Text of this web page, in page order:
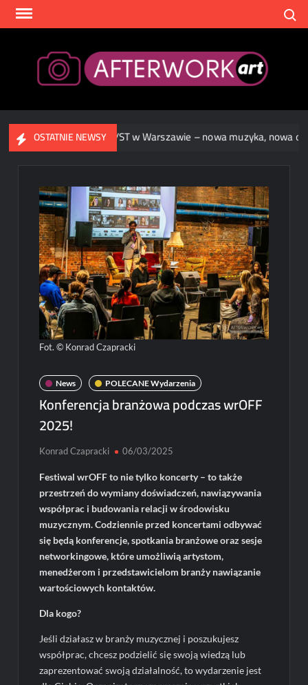
Skip
OSTATNIE NEWSYTR/ST w Warszawie – nowa muzyka, nowa oprawa
Fot. © Konrad Czapracki
News POLECANE Wydarzenia
Konferencja branżowa podczas wrOFF
2025!
Konrad Czapracki 06/03/2025
Festiwal wrOFF to nie tylko koncerty – to także
przestrzeń do wymiany doświadczeń, nawiązywania
współprac i budowania relacji w środowisku
muzycznym. Codziennie przed koncertami odbywać
się będą konferencje, spotkania branżowe oraz sesje
networkingowe, które umożliwią artystom,
menedżerom i przedstawicielom branży nawiązanie
wartościowych kontaktów.
Dla kogo?
Jeśli działasz w branży muzycznej i poszukujesz
współprac, chcesz podzielić się swoją wiedzą lub
zaprezentować swoją działalność, to wydarzenie jest